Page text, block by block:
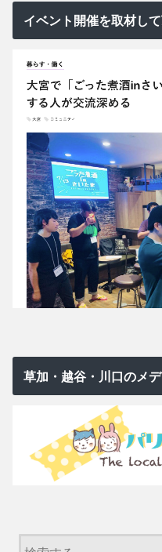
イベント開催を取材し
草加・越谷・川口のメ